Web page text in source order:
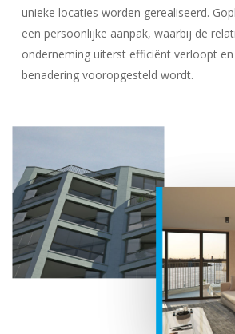
unieke locaties worden gerealiseerd.
een persoonlijke aanpak, waarbij de
onderneming uiterst efficiënt verloopt
benadering vooropgesteld wordt.